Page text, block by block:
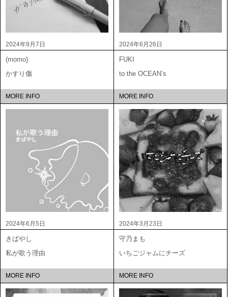
2024年9月7日
(momo)
かすり傷
MORE INFO
2024年6月26日
FUKI
to the OCEAN’s
MORE INFO
2024年6月5日
きばやし
私が歌う理由
MORE INFO
2024年3月23日
守乃まも
いちごジャムにチーズ
MORE INFO